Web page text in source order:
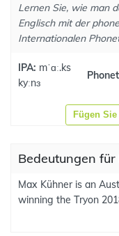
Lernen Sie, wie man
Englisch mit der
Internationalen
IPA: mˈɑː.ks
kyːnɜ
Fügen
Bedeutungen
Max Kühner is an
winning the Tryon